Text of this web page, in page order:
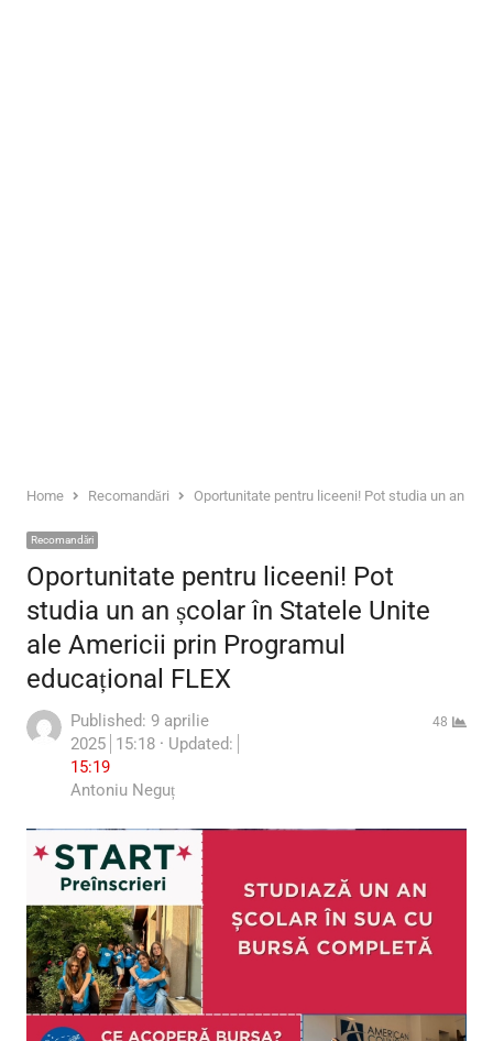
Home Recomandări Oportunitate pentru liceeni! Pot studia un an
Recomandări
Oportunitate pentru liceeni! Pot
studia un an școlar în Statele Unite
ale Americii prin Programul
educațional FLEX
Published: 9 aprilie
2025 15:18
Updated:
15:19
Author
Antoniu Neguț
48